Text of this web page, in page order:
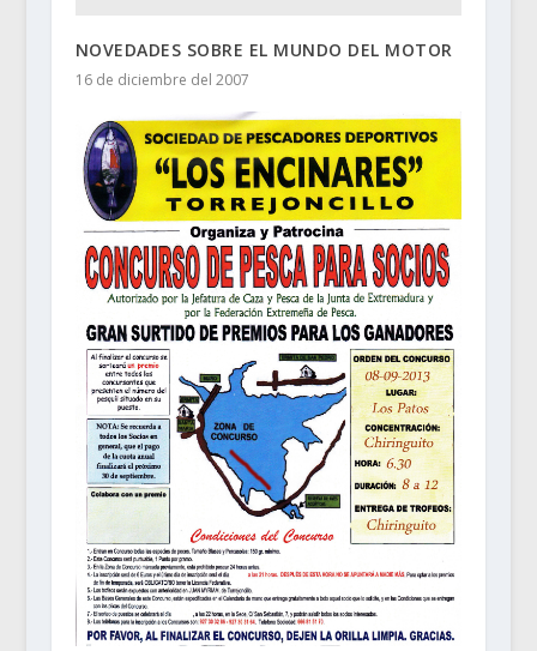
NOVEDADES SOBRE EL MUNDO DEL MOTOR
16 de diciembre del 2007